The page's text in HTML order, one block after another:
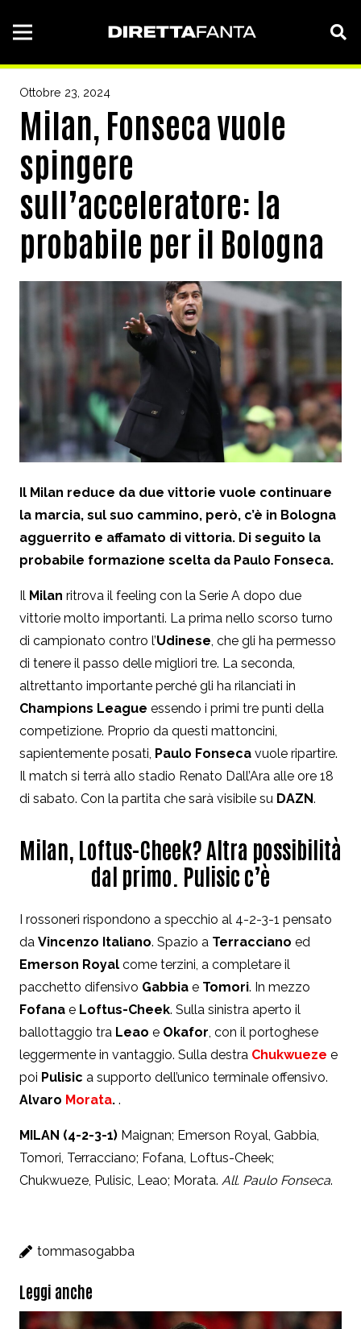
Ottobre 23, 2024
Milan, Fonseca vuole
spingere
sull’acceleratore: la
probabile per il Bologna
Il Milan reduce da due vittorie vuole continuare
la marcia, sul suo cammino, però, c’è in Bologna
agguerrito e affamato di vittoria. Di seguito la
probabile formazione scelta da Paulo Fonseca.
Il Milan ritrova il feeling con la Serie A dopo due
vittorie molto importanti. La prima nello scorso turno
di campionato contro l’Udinese, che gli ha permesso
di tenere il passo delle migliori tre. La seconda,
altrettanto importante perché gli ha rilanciati in
Champions League essendo i primi tre punti della
competizione. Proprio da questi mattoncini,
sapientemente posati, Paulo Fonseca vuole ripartire.
Il match si terrà allo stadio Renato Dall’Ara alle ore 18
di sabato. Con la partita che sarà visibile su DAZN.
Milan, Loftus-Cheek? Altra possibilità
dal primo. Pulisic c’è
I rossoneri rispondono a specchio al 4-2-3-1 pensato
da Vincenzo Italiano. Spazio a Terracciano ed
Emerson Royal come terzini, a completare il
pacchetto difensivo Gabbia e Tomori. In mezzo
Fofana e Loftus-Cheek. Sulla sinistra aperto il
ballottaggio tra Leao e Okafor, con il portoghese
leggermente in vantaggio. Sulla destra Chukwueze e
poi Pulisic a supporto dell’unico terminale offensivo.
Alvaro Morata. .
MILAN (4-2-3-1) Maignan; Emerson Royal, Gabbia,
Tomori, Terracciano; Fofana, Loftus-Cheek;
Chukwueze, Pulisic, Leao; Morata. All. Paulo Fonseca.
tommasogabba
Leggi anche